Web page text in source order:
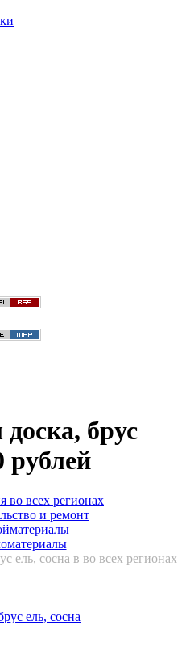
брус
рублей
во всех регионах
и ремонт
ель, сосна в во всех регионах